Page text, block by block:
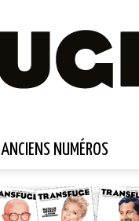
ANCIENS NUMÉROS